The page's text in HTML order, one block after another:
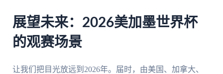
展望未来：2026美加墨世界杯
的观赛场景
让我们把目光放远到2026年。届时，由美国、加拿大、